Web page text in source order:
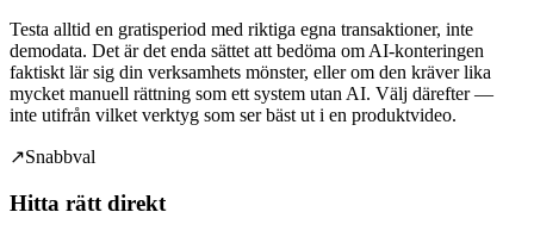
Testa alltid en gratisperiod med riktiga egna transaktioner, inte
demodata. Det är det enda sättet att bedöma om AI-konteringen
faktiskt lär sig din verksamhets mönster, eller om den kräver lika
mycket manuell rättning som ett system utan AI. Välj därefter —
inte utifrån vilket verktyg som ser bäst ut i en produktvideo.
↗Snabbval
Hitta rätt direkt